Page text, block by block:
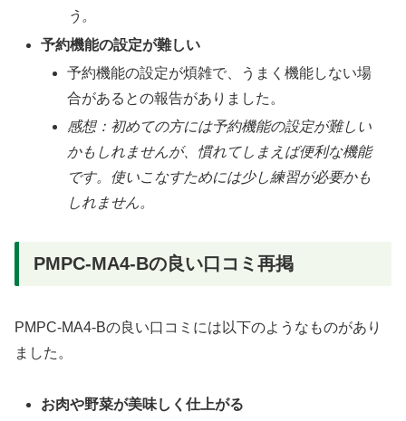
う。
予約機能の設定が難しい
予約機能の設定が煩雑で、うまく機能しない場
合があるとの報告がありました。
感想：初めての方には予約機能の設定が難しい
かもしれませんが、慣れてしまえば便利な機能
です。使いこなすためには少し練習が必要かも
しれません。
PMPC-MA4-Bの良い口コミ再掲
PMPC-MA4-Bの良い口コミには以下のようなものがあり
ました。
お肉や野菜が美味しく仕上がる